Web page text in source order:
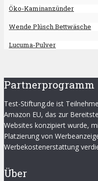
Öko-Kaminanzünder
Wende Plüsch Bettwäsche
Lucuma-Pulver
Partnerprogramm
Test-Stiftung.de ist
Amazon EU, das zur
Websites konzipiert wurde,
Platzierung von
Werbekostenerstattung
Über